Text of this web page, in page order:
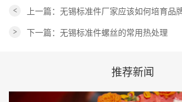
< 上一篇：无锡标准件厂家应该如何培育品
> 下一篇：无锡标准件螺丝的常用热处理
推荐新闻